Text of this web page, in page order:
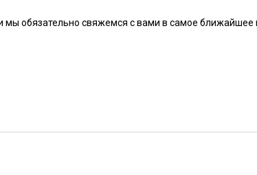
мы обязательно свяжемся с вами в самое ближайшее